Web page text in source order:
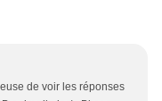
de voir les réponses